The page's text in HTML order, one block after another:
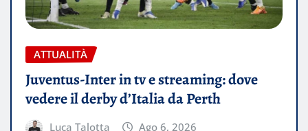
ATTUALITÀ
Juventus-Inter in tv e streaming: dove
vedere il derby d’Italia da Perth
Luca Talotta Ago 6, 2026